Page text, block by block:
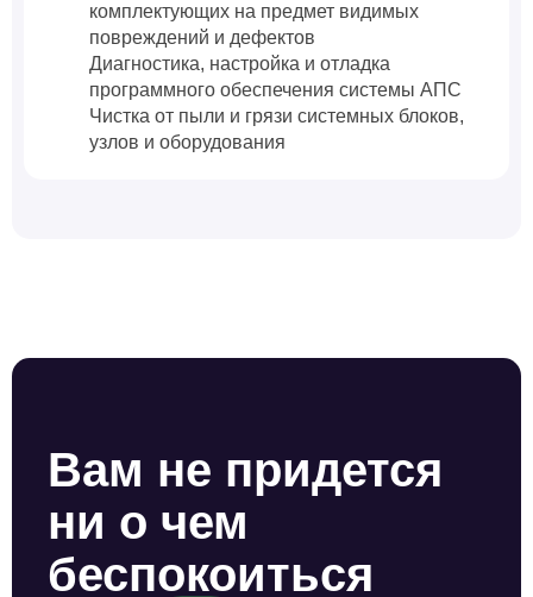
комплектующих на предмет видимых
повреждений и дефектов
Диагностика, настройка и отладка
программного обеспечения системы АПС
Чистка от пыли и грязи системных блоков,
узлов и оборудования
Вам не придется
ни о чем
беспокоиться